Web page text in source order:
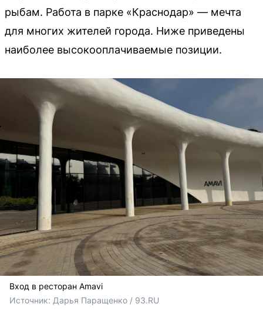
рыбам. Работа в парке «Краснодар» — мечта
для многих жителей города. Ниже приведены
наиболее высокооплачиваемые позиции.
Вход в ресторан Amavi
Источник: Дарья Паращенко / 93.RU